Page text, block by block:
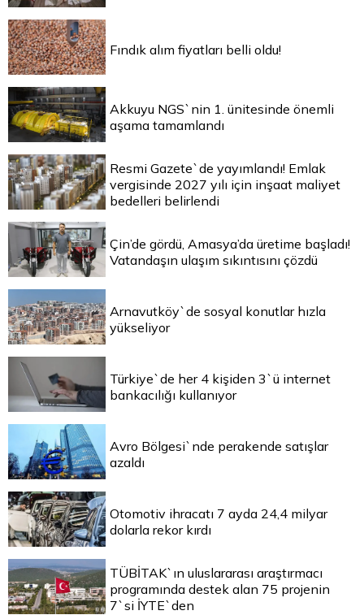
Fındık alım fiyatları belli oldu!
Akkuyu NGS`nin 1. ünitesinde önemli
aşama tamamlandı
Resmi Gazete`de yayımlandı! Emlak
vergisinde 2027 yılı için inşaat maliyet
bedelleri belirlendi
Çin’de gördü, Amasya’da üretime başladı!
Vatandaşın ulaşım sıkıntısını çözdü
Arnavutköy`de sosyal konutlar hızla
yükseliyor
Türkiye`de her 4 kişiden 3`ü internet
bankacılığı kullanıyor
Avro Bölgesi`nde perakende satışlar
azaldı
Otomotiv ihracatı 7 ayda 24,4 milyar
dolarla rekor kırdı
TÜBİTAK`ın uluslararası araştırmacı
programında destek alan 75 projenin
7`si İYTE`den